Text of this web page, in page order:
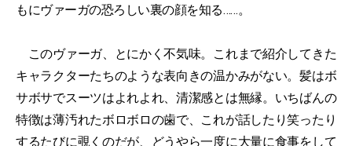
もにヴァーガの恐ろしい裏の顔を知る……。
このヴァーガ、とにかく不気味。これまで紹介してきた
キャラクターたちのような表向きの温かみがない。髪はボ
サボサでスーツはよれよれ、清潔感とは無縁。いちばんの
特徴は薄汚れたボロボロの歯で、これが話したり笑ったり
するたびに覗くのだが、どうやら一度に大量に食事をして